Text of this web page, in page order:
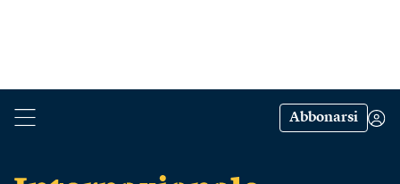
Abbonarsi